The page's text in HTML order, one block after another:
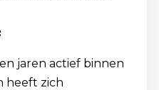
jaren actief binnen
heeft zich